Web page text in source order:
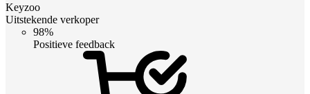
Keyzoo
Uitstekende verkoper
98%
Positieve feedback